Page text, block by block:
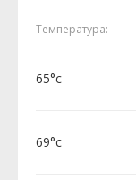
Температура:
65°c
69°c